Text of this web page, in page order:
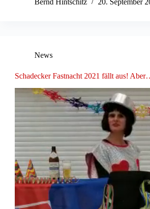
Bernd Hintschitz
20. September
News
Schadecker Fastnacht 2021 fällt aus!